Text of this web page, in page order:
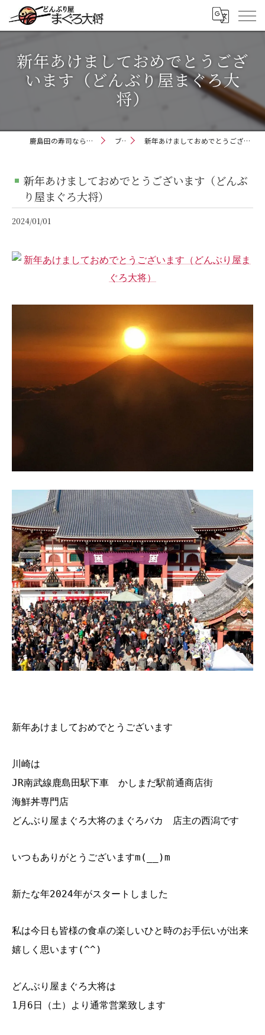
新年あけましておめでとうござ
います（どんぶり屋まぐろ大
将）
鹿島田の寿司ならどんぶり屋まぐろ大将 ブログ 新年あけましておめでとうございます（どんぶり屋まぐろ大将）
新年あけましておめでとうございます（どんぶ
り屋まぐろ大将）
2024/01/01
新年あけましておめでとうございます
川崎は
JR南武線鹿島田駅下車 かしまだ駅前通商店街
海鮮丼専門店
どんぶり屋まぐろ大将のまぐろバカ 店主の西潟です
いつもありがとうございますm(__)m
新たな年2024年がスタートしました
私は今日も皆様の食卓の楽しいひと時のお手伝いが出来
嬉しく思います(^^)
どんぶり屋まぐろ大将は
1月6日（土）より通常営業致します